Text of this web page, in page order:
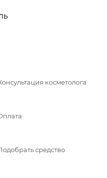
косметолога
средство